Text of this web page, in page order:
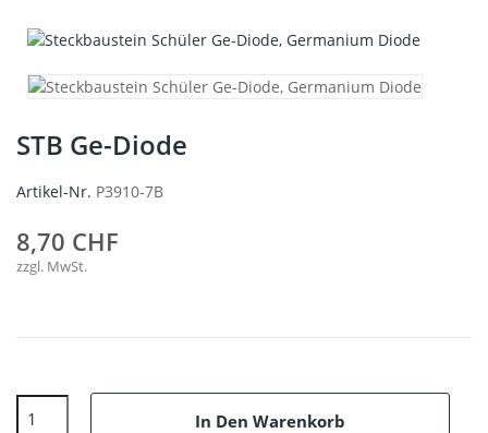
STB Ge-Diode
Artikel-Nr. P3910-7B
8,70 CHF
zzgl. MwSt.
In Den Warenkorb